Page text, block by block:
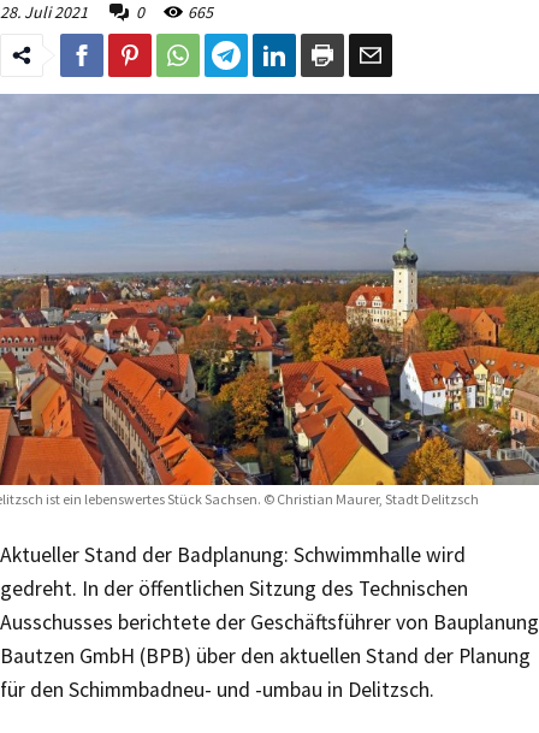
28. Juli 2021
0 665
ist ein lebenswertes Stück Sachsen. © Christian Maurer, Stadt Delitzsch
Aktueller Stand der Badplanung: Schwimmhalle wird
gedreht. In der öffentlichen Sitzung des Technischen
Ausschusses berichtete der Geschäftsführer von Bauplanung
Bautzen GmbH (BPB) über den aktuellen Stand der Planung
für den Schimmbadneu- und -umbau in Delitzsch.